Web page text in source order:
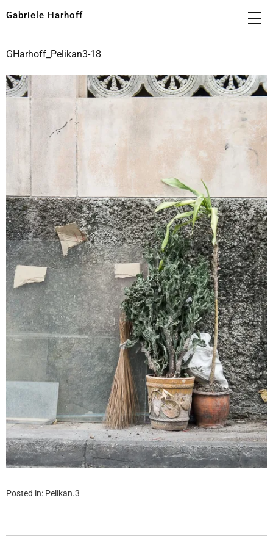
Gabriele Harhoff
GHarhoff_Pelikan3-18
Posted in: Pelikan.3